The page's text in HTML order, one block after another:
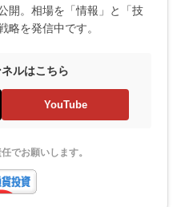
開。相場を「情報」と「技
略を発信中です。
ルはこちら
YouTube
でお願いします。